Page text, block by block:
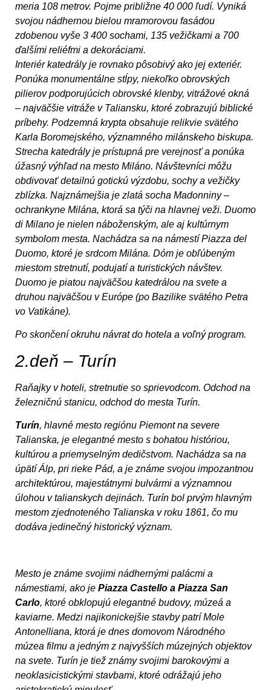
meria 108 metrov. Pojme približne 40 000 ľudí. Vyniká
svojou nádhernou bielou mramorovou fasádou
zdobenou vyše 3 400 sochami, 135 vežičkami a 700
ďalšími reliéfmi a dekoráciami.
Interiér katedrály je rovnako pôsobivý ako jej exteriér.
Ponúka monumentálne stĺpy, niekoľko obrovských
pilierov podporujúcich obrovské klenby, vitrážové okná
– najväčšie vitráže v Taliansku, ktoré zobrazujú biblické
príbehy. Podzemná krypta obsahuje relikvie svätého
Karla Boromejského, významného milánskeho biskupa.
Strecha katedrály je prístupná pre verejnosť a ponúka
úžasný výhľad na mesto Miláno. Návštevníci môžu
obdivovať detailnú gotickú výzdobu, sochy a vežičky
zblízka. Najznámejšia je zlatá socha Madonniny –
ochrankyne Milána, ktorá sa týči na hlavnej veži. Duomo
di Milano je nielen náboženským, ale aj kultúrnym
symbolom mesta. Nachádza sa na námestí Piazza del
Duomo, ktoré je srdcom Milána. Dóm je obľúbeným
miestom stretnutí, podujatí a turistických návštev.
Duomo je piatou najväčšou katedrálou na svete a
druhou najväčšou v Európe (po Bazilike svätého Petra
vo Vatikáne).
Po skončení okruhu návrat do hotela a voľný program.
2.deň – Turín
Raňajky v hoteli, stretnutie so sprievodcom. Odchod na
železničnú stanicu, odchod do mesta Turín.
Turín, hlavné mesto regiónu Piemont na severe
Talianska, je elegantné mesto s bohatou históriou,
kultúrou a priemyselným dedičstvom. Nachádza sa na
úpätí Álp, pri rieke Pád, a je známe svojou impozantnou
architektúrou, majestátnymi bulvármi a významnou
úlohou v talianskych dejinách. Turín bol prvým hlavným
mestom zjednoteného Talianska v roku 1861, čo mu
dodáva jedinečný historický význam.
Mesto je známe svojimi nádhernými palácmi a
námestiami, ako je Piazza Castello a Piazza San
Carlo, ktoré obklopujú elegantné budovy, múzeá a
kaviarne. Medzi najikonickejšie stavby patrí Mole
Antonelliana, ktorá je dnes domovom Národného
múzea filmu a jedným z najvyšších múzejných objektov
na svete. Turín je tiež známy svojimi barokovými a
neoklasicistickými stavbami, ktoré odrážajú jeho